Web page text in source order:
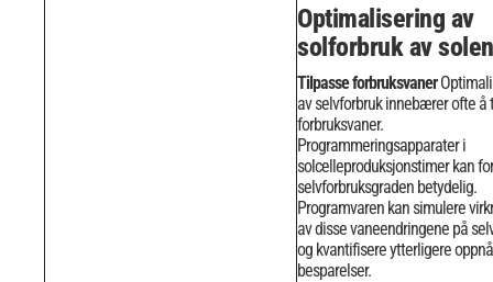
Optimalisering av
solforbruk av
Tilpasse forbruksvaner
av selvforbruk innebærer ofte å
forbruksvaner.
Programmeringsapparater i
solcelleproduksjonstimer kan
selvforbruksgraden betydelig.
Programvaren kan simulere
av disse vaneendringene på
og kvantifisere ytterligere
besparelser.